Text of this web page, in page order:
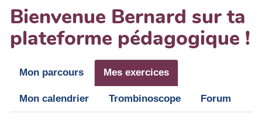
Bienvenue Bernard sur ta
plateforme pédagogique !
Mon parcours Mes exercices
Mon calendrier Trombinoscope
Forum